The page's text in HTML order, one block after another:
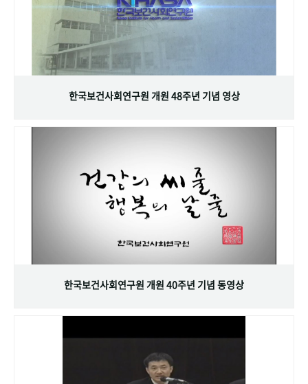
한국보건사회연구원 개원 48주년 기념 영상
한국보건사회연구원 개원 40주년 기념 동영상